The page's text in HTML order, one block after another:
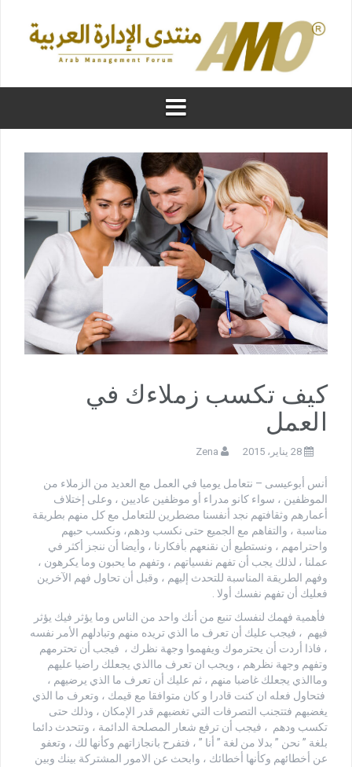
كيف تكسب زملاءك في
العمل
28 يناير، 2015 Zena
أنس أبوعيسى – نتعامل يوميا في العمل مع العديد من الزملاء من
الموظفين ، سواء كانو مدراء أو موظفين عاديين ، وعلى إختلاف
أعمارهم وثقافتهم نجد أنفسنا مضطرين للتعامل مع كل منهم بطريقة
مناسبة ، والتفاهم مع الجميع حتى نكسب ودهم، ونكسب حبهم
واحترامهم ، ونستطيع أن نقنعهم بأفكارنا ، وأيضا أن ننجز أكثر في
عملنا ، لذلك يجب أن تفهم نفسياتهم ، وتفهم ما يحبون وما يكرهون ،
وفهم الطريقة المناسبة للتحدث إليهم ، وقبل أن تحاول فهم الآخرين
فعليك أن تفهم نفسك أولا .
فأهمية فهمك لنفسك تنبع من أنك واحد من الناس وما يؤثر فيك يؤثر
فيهم ، فيجب عليك أن تعرف ما الذي تريده منهم وتبادلهم الأمر نفسه
، فاذا أردت أن يحترموك ويفهموا وجهة نظرك ، فيجب أن تحترمهم
وتفهم وجهة نظرهم ، ويجب ان تعرف ماالذي يجعلك راضيا عليهم
وماالذي يجعلك غاضبا منهم ، ثم عليك أن تعرف ما الذي يرضيهم ،
فتحاول فعله ان كنت قادرا و كان متوافقا مع قيمك ، وتعرف ما الذي
يغضبهم فتتجنب التصرفات التي تغضبهم قدر الإمكان ، وذلك حتى
تكسب ودهم ، فيجب أن ترفع شعار المصلحة الدائمة ، وتتحدث دائما
بلغة ” نحن ” بدلا من لغة ” أنا ” ، فتفرح بانجازاتهم وكأنها لك ، وتعفو
عن أخطائهم وكأنها أخطائك ، وابحث عن الامور المشتركة بينك وبين